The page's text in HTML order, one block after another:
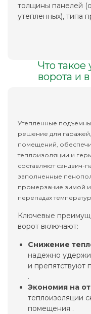
толщины панелей
утепленных), типа
Что
ворота и
Утепленные
решение для
помещений,
теплоизоляции и
составляют сэндвич-
заполненные
промерзание зимой
перепадах
Ключевые
ворот включают:
Снижение
надежно
и препятствуют
.
Экономия на
теплоизоляции
помещения .